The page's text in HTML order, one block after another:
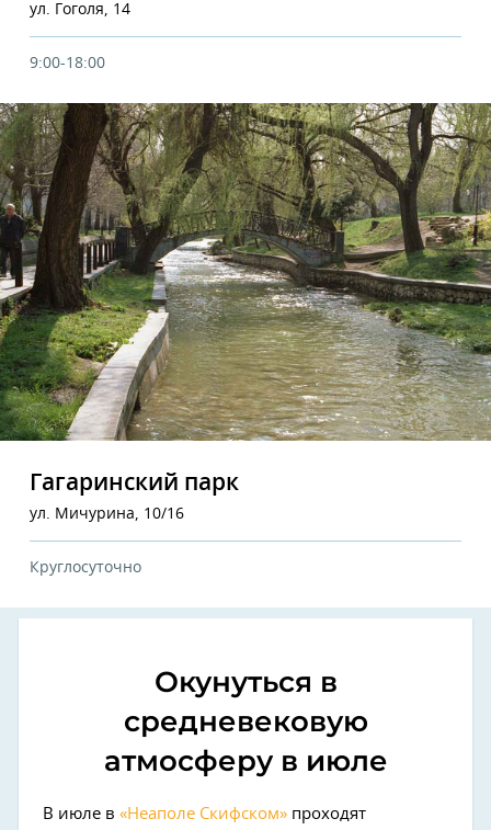
ул. Гоголя, 14
9:00-18:00
Гагаринский парк
ул. Мичурина, 10/16
Круглосуточно
Окунуться в
средневековую
атмосферу в июле
В июле в «Неаполе Скифском» проходят